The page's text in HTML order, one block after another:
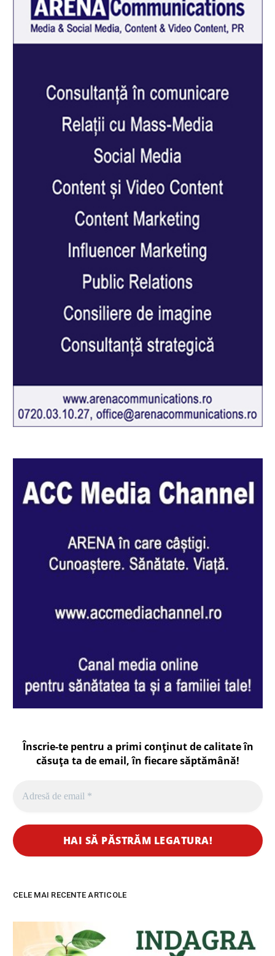
Înscrie-te pentru a primi conținut de calitate în
căsuța ta de email, în fiecaresăptămână!
CELE MAI RECENTE ARTICOLE